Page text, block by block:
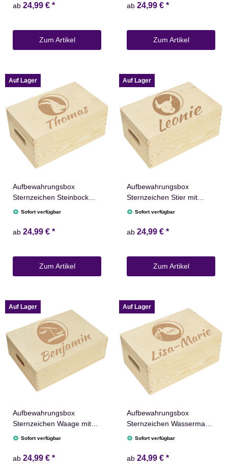
ab 24,99 € *
Zum Artikel
ab 24,99 € *
Zum Artikel
Auf Lager
Aufbewahrungsbox
Sternzeichen Steinbock
Name versch. Größen
Sofort verfügbar
ab 24,99 € *
Zum Artikel
Auf Lager
Aufbewahrungsbox
Sternzeichen Stier mit
Name versch. Größen
Sofort verfügbar
ab 24,99 € *
Zum Artikel
Auf Lager
Aufbewahrungsbox
Sternzeichen Waage mit
Name versch. Größen
Sofort verfügbar
ab 24,99 € *
Auf Lager
Aufbewahrungsbox
Sternzeichen Wassermann
Name versch. Größen
Sofort verfügbar
ab 24,99 € *